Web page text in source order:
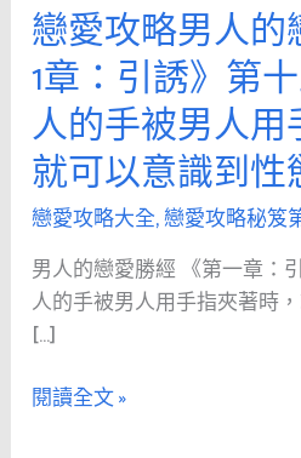
戀愛攻略男人
1章：引誘》第
人的手被男人用
就可以意識到性
戀愛攻略大全,戀愛攻略秘笈
男人的戀愛勝經 《第一章：
人的手被男人用手指夾著時
[…]
戀
愛
攻
略
男
人
的
戀
愛
勝
經
《第
1
閱讀全文 »